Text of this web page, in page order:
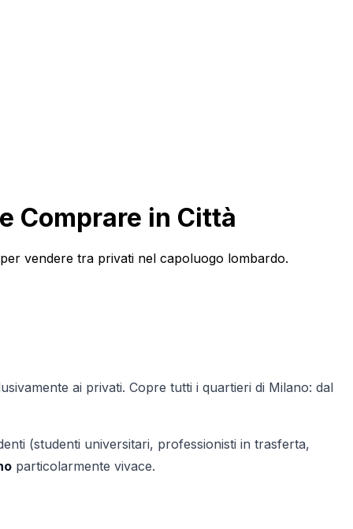
Comprare in Città
vendere tra privati nel capoluogo lombardo.
ai privati. Copre tutti i quartieri di Milano: dal
(studenti universitari, professionisti in trasferta,
particolarmente vivace.